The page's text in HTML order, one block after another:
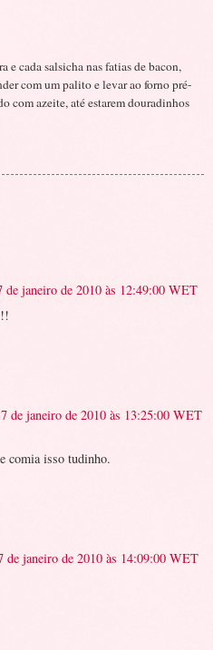
e cada salsicha nas fatias de bacon,
com um palito e levar ao forno pré-
com azeite, até estarem douradinhos
de janeiro de 2010 às 12:49:00 WET
de janeiro de 2010 às 13:25:00 WET
comia isso tudinho.
de janeiro de 2010 às 14:09:00 WET